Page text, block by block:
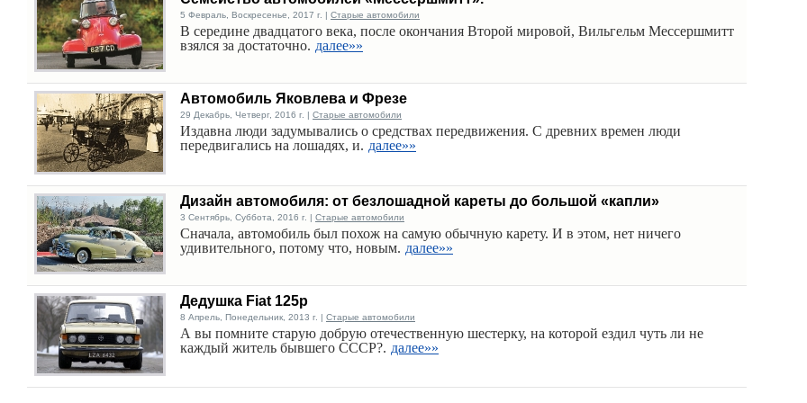
5 Февраль, Воскресенье, 2017 г. | Старые автомобили
В середине двадцатого века, после окончания Второй мировой, Вильгельм Мессершмитт
взялся за достаточно. далее»»
Автомобиль Яковлева и Фрезе
29 Декабрь, Четверг, 2016 г. | Старые автомобили
Издавна люди задумывались о средствах передвижения. С древних времен люди
передвигались на лошадях, и. далее»»
Дизайн автомобиля: от безлошадной кареты до большой «капли»
3 Сентябрь, Суббота, 2016 г. | Старые автомобили
Сначала, автомобиль был похож на самую обычную карету. И в этом, нет ничего
удивительного, потому что, новым. далее»»
Дедушка Fiat 125p
8 Апрель, Понедельник, 2013 г. | Старые автомобили
А вы помните старую добрую отечественную шестерку, на которой ездил чуть ли не
каждый житель бывшего СССР?. далее»»